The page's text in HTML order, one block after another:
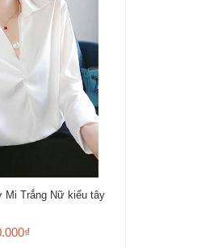
Mi Trắng Nữ kiểu tây